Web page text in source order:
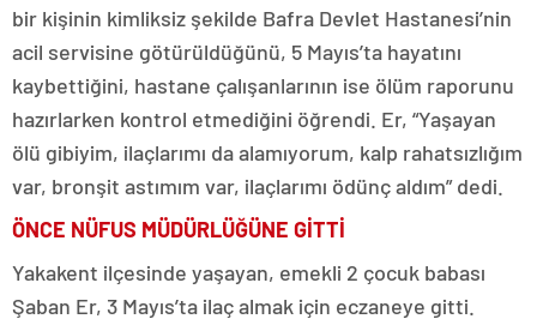
bir kişinin kimliksiz şekilde Bafra Devlet Hastanesi’nin
acil servisine götürüldüğünü, 5 Mayıs’ta hayatını
kaybettiğini, hastane çalışanlarının ise ölüm raporunu
hazırlarken kontrol etmediğini öğrendi. Er, “Yaşayan
ölü gibiyim, ilaçlarımı da alamıyorum, kalp rahatsızlığım
var, bronşit astımım var, ilaçlarımı ödünç aldım” dedi.
ÖNCE NÜFUS MÜDÜRLÜĞÜNE GİTTİ
Yakakent ilçesinde yaşayan, emekli 2 çocuk babası
Şaban Er, 3 Mayıs’ta ilaç almak için eczaneye gitti.